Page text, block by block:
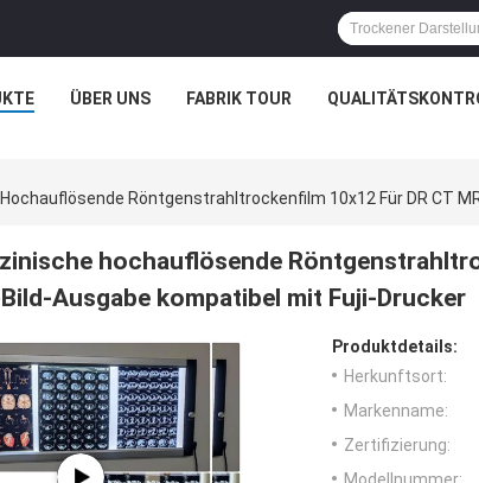
ÜBER UNS FABRIK TOUR
Röntgenstrahltrockenfilm 10x12 Für DR CT
hochauflösende
Ausgabe kompatibel mit Fuji-Drucker
Produktdetails:
Herkunftsort:
Markenname:
Zertifizierung: